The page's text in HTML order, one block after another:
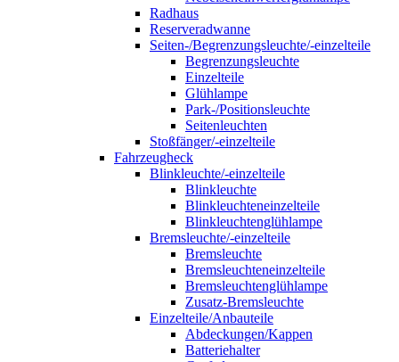
Radhaus
Reserveradwanne
Seiten-/Begrenzungsleuchte/-einzelteile
Begrenzungsleuchte
Einzelteile
Glühlampe
Park-/Positionsleuchte
Seitenleuchten
Stoßfänger/-einzelteile
Fahrzeugheck
Blinkleuchte/-einzelteile
Blinkleuchte
Blinkleuchteneinzelteile
Blinkleuchtenglühlampe
Bremsleuchte/-einzelteile
Bremsleuchte
Bremsleuchteneinzelteile
Bremsleuchtenglühlampe
Zusatz-Bremsleuchte
Einzelteile/Anbauteile
Abdeckungen/Kappen
Batteriehalter